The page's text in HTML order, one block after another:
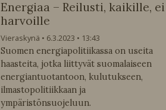
Energiaa – Reilusti, kaikille, ei
harvoille
Vieraskynä 6.3.2023
13:43
Suomen energiapolitiikassa on useita
haasteita, jotka liittyvät suomalaiseen
energiantuotantoon, kulutukseen,
ilmastopolitiikkaan ja
ympäristönsuojeluun.